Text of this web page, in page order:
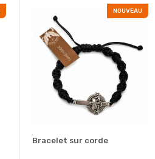
NOUVEAU
Bracelet sur corde